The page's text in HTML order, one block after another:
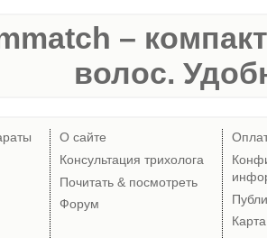
–
волос.
О сайте
Консультация трихолога
Почитать & посмотреть
Форум